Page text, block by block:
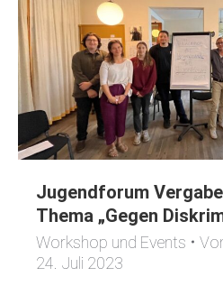
Jugendforum
Thema „Gegen
Workshop und Events
24. Juli 2023